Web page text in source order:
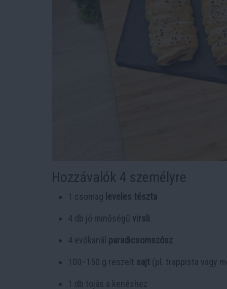
Hozzávalók 4 személyre
1 csomag leveles tészta
4 db jó minőségű virsli
4 evőkanál paradicsomszósz
100–150 g reszelt sajt (pl. trappista vagy
1 db tojás a kenéshez